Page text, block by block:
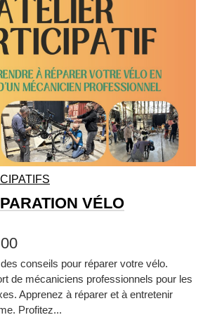
VÉLO
conseils pour réparer votre vélo.
de mécaniciens professionnels pour les
Apprenez à réparer et à entretenir
Profitez...